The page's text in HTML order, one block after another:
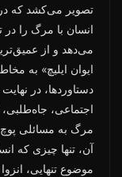
تصویر می‌کشد که در
انسان با مرگ را
می‌دهد و از
ایوان ایلیچ» به
دستاوردها، در
اجتماعی،
مرگ به مسائلی
آن، تنها چیزی که
موضوع تنهایی،